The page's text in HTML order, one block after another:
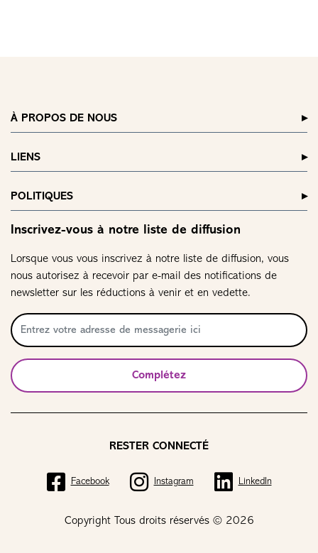
À PROPOS DE NOUS
LIENS
POLITIQUES
Inscrivez-vous à notre liste de diffusion
Lorsque vous vous inscrivez à notre liste de diffusion, vous
nous autorisez à recevoir par e-mail des notifications de
newsletter sur les réductions à venir et en vedette.
Complétez
Copyright Tous droits réservés © 2026
RESTER CONNECTÉ
Facebook Instagram LinkedIn